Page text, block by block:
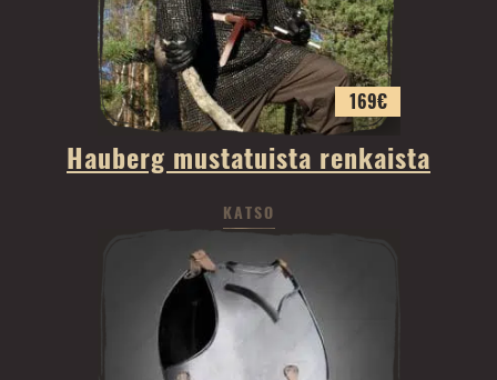
169€
Hauberg mustatuista renkaista
KATSO